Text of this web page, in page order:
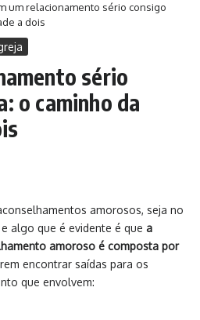
um relacionamento sério consigo
a dois
sério
o caminho da
amorosos, seja no
algo que é evidente é que a
amoroso é composta por
encontrar saídas para os
que envolvem: